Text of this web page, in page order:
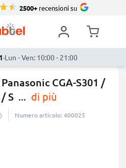
2500+recensioni su
·Lun - Ven: 10:00 - 21:00
CGA-S301 /
S ... di più
Numero articolo: 400025